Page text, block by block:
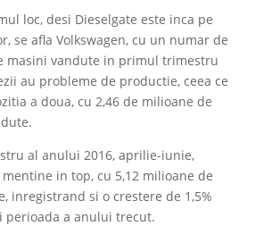
loc, desi Dieselgate este inca pe
se afla Volkswagen, cu un numar de
masini vandute in primul trimestru
au probleme de productie, ceea ce
a doua, cu 2,46 de milioane de
al anului 2016, aprilie-iunie,
mentine in top, cu 5,12 milioane de
inregistrand si o crestere de 1,5%
perioada a anului trecut.